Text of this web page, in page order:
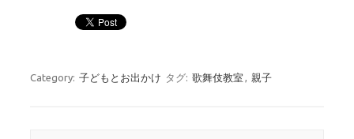
Category: 子どもとお出かけ タグ: 歌舞伎教室 , 親子